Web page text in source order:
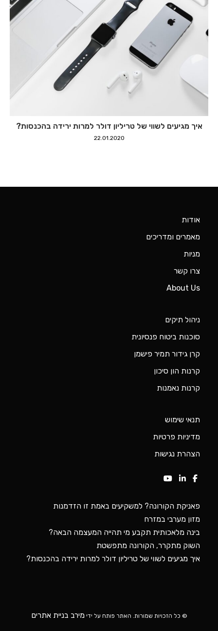
איך מגיעים לשווי של טריליון דולר למרות ירידה בהכנסות?
22.01.2020
אודות
מאמרים ומדריכים
מניות
צרו קשר
About Us
ניהול תיקים
סוכנות ביטוח פנסיונית
קרן גידור תמיר פישמן
קרנות הון סיכון
קרנות נאמנות
תנאי שימוש
מדיניות פרטיות
הצהרת נגישות
פאניקת הקורונה? למשקיעים באמת זו הזדמנות
מזון מערבי במזרח
בינה מלאכותית תקבע מי תהייה המעצמה הבאה?
השוק מתקרר, הקורונה מתפשטת
איך מגיעים לשווי של טריליון דולר למרות ירידה בהכנסות?
© כל הזכויות שמורות. האתר פותח על ידימירב בניית אתרים